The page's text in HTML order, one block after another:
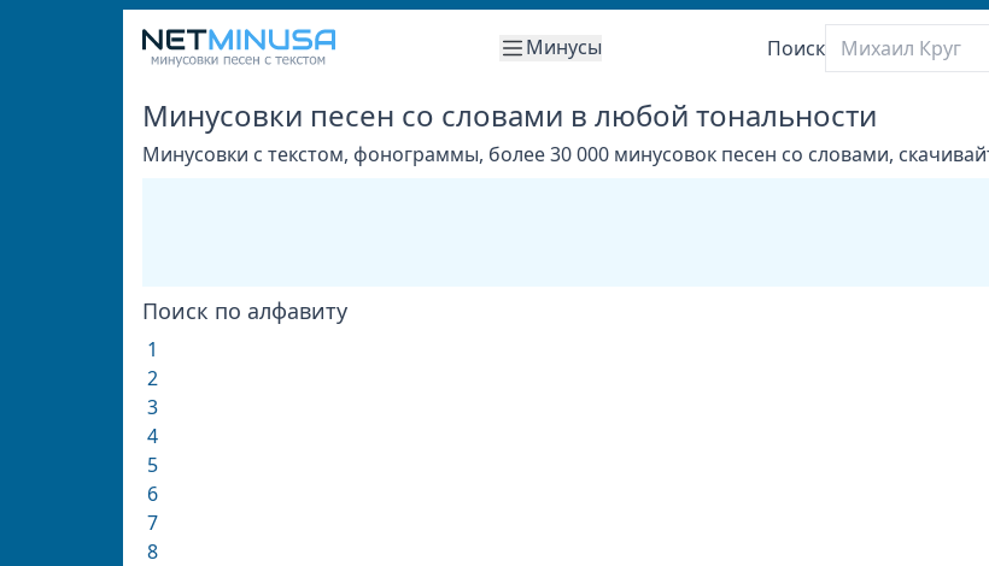
Минусы Поиск
Минусовки песен со словами в любой тональности
Минусовки с текстом, фонограммы, более 30 000 минусовок песен со словами,
Поиск по алфавиту
1
2
3
4
5
6
7
8